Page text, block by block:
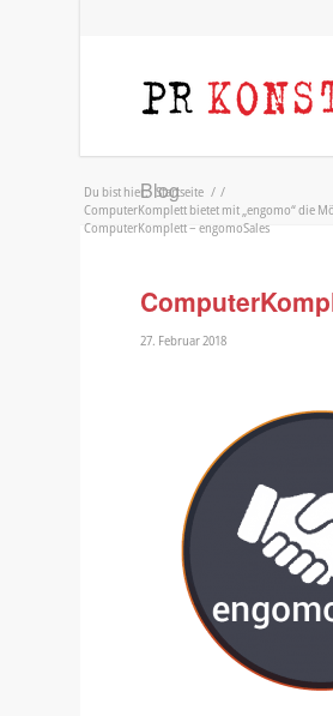
Blog
Du bist hier: Startseite / /
ComputerKomplett bietet mit „engomo“ die
ComputerKomplett – engomoSales
27. Februar 2018